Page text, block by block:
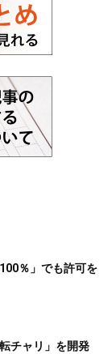
％」でも許可を
チャリ」を開発